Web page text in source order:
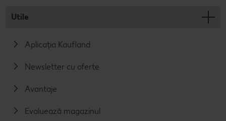
Utile
Aplicația Kaufland
Newsletter cu oferte
Avantaje
Evaluează magazinul